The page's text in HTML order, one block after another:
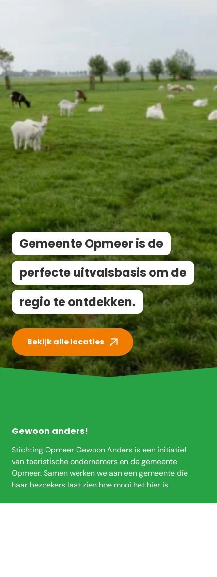
Gemeente Opmeer is de
perfecte uitvalsbasis om de
regio te ontdekken.
Bekijk alle locaties
Footer
Gewoon anders!
Stichting Opmeer Gewoon Anders is een initiatief
van toeristische ondernemers en de gemeente
Opmeer. Samen werken we aan een gemeente die
haar bezoekers laat zien hoe mooi het hier is.